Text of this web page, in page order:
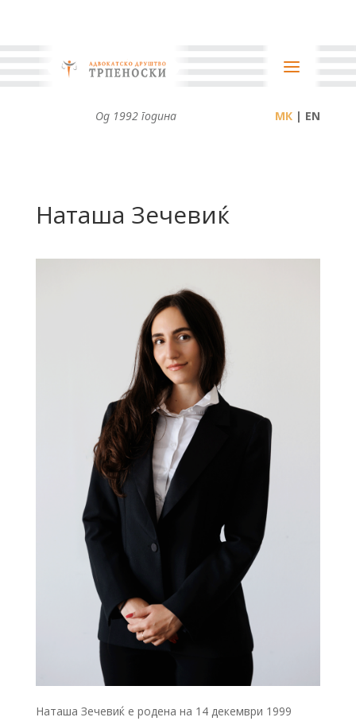
Од 1992 година | EN
Наташа Зечевиќ
Наташа Зечевиќе родена на 14 декември 1999